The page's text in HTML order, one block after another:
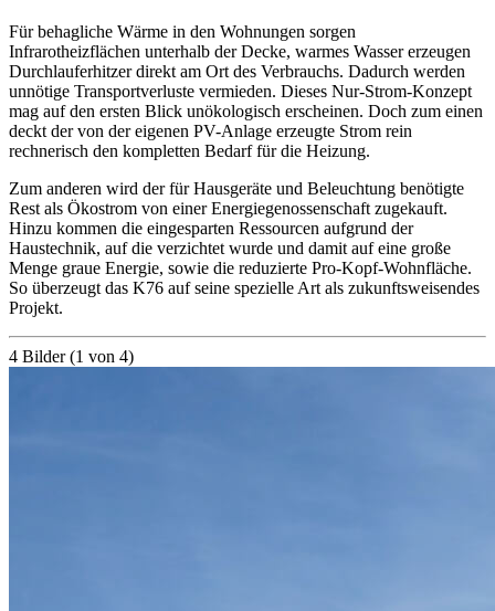
Für behagliche Wärme in den Wohnungen sorgen
Infrarotheizflächen unterhalb der Decke, warmes Wasser erzeugen
Durchlauferhitzer direkt am Ort des Verbrauchs. Dadurch werden
unnötige Transportverluste vermieden. Dieses Nur-Strom-Konzept
mag auf den ersten Blick unökologisch erscheinen. Doch zum einen
deckt der von der eigenen PV-Anlage erzeugte Strom rein
rechnerisch den kompletten Bedarf für die Heizung.
Zum anderen wird der für Hausgeräte und Beleuchtung benötigte
Rest als Ökostrom von einer Energiegenossenschaft zugekauft.
Hinzu kommen die eingesparten Ressourcen aufgrund der
Haustechnik, auf die verzichtet wurde und damit auf eine große
Menge graue Energie, sowie die reduzierte Pro-Kopf-Wohnfläche.
So überzeugt das K76 auf seine spezielle Art als zukunftsweisendes
Projekt.
4 Bilder (1 von 4)